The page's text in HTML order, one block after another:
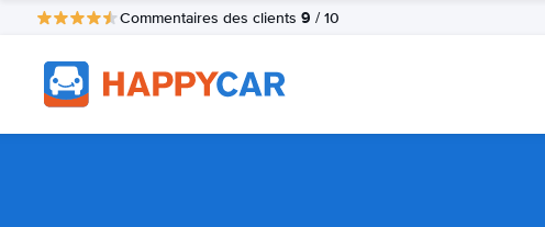
Commentaires des clients 9 / 10